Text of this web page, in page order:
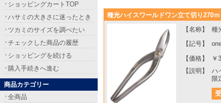
種光ハイスワールドワン立て切り270
【名称】
種
【記号】
【価格】
￥
【説明】
ハ
限
ショッピングカートTOP
ハサミの大きさに迷ったとき
ツカミのサイズを調べたい
チェックした商品の履歴
ショッピングを続ける
購入手続きへ進む
商品カテゴリー
全商品